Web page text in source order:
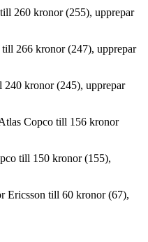
260 kronor (255), upprepar
266 kronor (247), upprepar
kronor (245), upprepar
Copco till 156 kronor
till 150 kronor (155),
Ericsson till 60 kronor (67),